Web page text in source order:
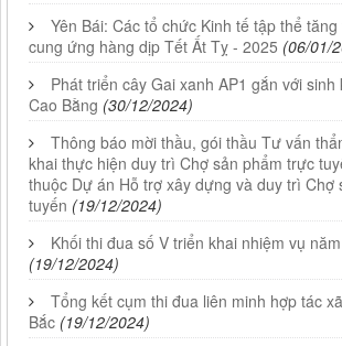
Yên Bái: Các tổ chức Kinh tế tập thể
cung ứng hàng dịp Tết Ất Tỵ - 2025 (06/01/
Phát triển cây Gai xanh AP1 gắn với
Cao Bằng (30/12/2024)
Thông báo mời thầu, gói thầu Tư vấn
khai thực hiện duy trì Chợ sản phẩm trực
thuộc Dự án Hỗ trợ xây dựng và duy trì Chợ
tuyến (19/12/2024)
Khối thi đua số V triển khai nhiệm vụ
(19/12/2024)
Tổng kết cụm thi đua liên minh hợp tác
Bắc (19/12/2024)